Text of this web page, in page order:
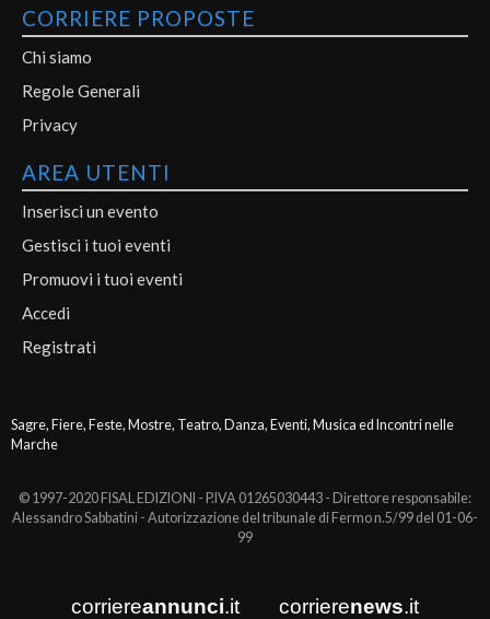
CORRIERE PROPOSTE
Chi siamo
Regole Generali
Privacy
AREA UTENTI
Inserisci un evento
Gestisci i tuoi eventi
Promuovi i tuoi eventi
Accedi
Registrati
Sagre, Fiere, Feste, Mostre, Teatro, Danza, Eventi, Musica ed Incontri nelle
Marche
© 1997-2020 FISAL EDIZIONI - P.IVA 01265030443 - Direttore responsabile:
Alessandro Sabbatini - Autorizzazione del tribunale di Fermo n.5/99 del 01-06-
99
corriereannunci.it corrierenews.it